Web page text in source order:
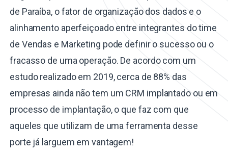
de Paraíba, o fator de organização dos dados e o
alinhamento aperfeiçoado entre integrantes do time
de Vendas e Marketing pode definir o sucesso ou o
fracasso de uma operação. De acordo com um
estudo realizado em 2019, cerca de 88% das
empresas ainda não tem um CRM implantado ou em
processo de implantação, o que faz com que
aqueles que utilizam de uma ferramenta desse
porte já larguem em vantagem!